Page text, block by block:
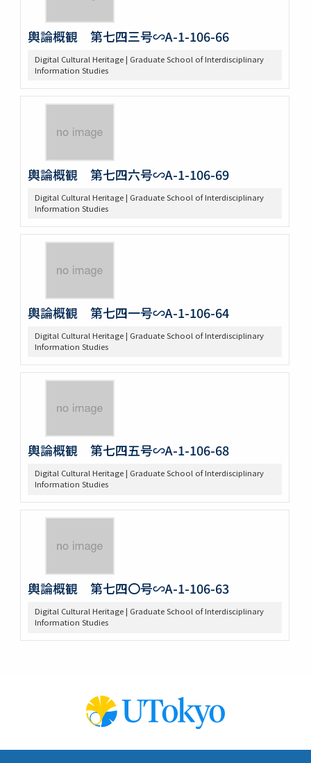
輿論概観 第七四三号∽A-1-106-66
Digital Cultural Heritage | Graduate School of Interdisciplinary
Information Studies
輿論概観 第七四六号∽A-1-106-69
Digital Cultural Heritage | Graduate School of Interdisciplinary
Information Studies
輿論概観 第七四一号∽A-1-106-64
Digital Cultural Heritage | Graduate School of Interdisciplinary
Information Studies
輿論概観 第七四五号∽A-1-106-68
Digital Cultural Heritage | Graduate School of Interdisciplinary
Information Studies
輿論概観 第七四〇号∽A-1-106-63
Digital Cultural Heritage | Graduate School of Interdisciplinary
Information Studies